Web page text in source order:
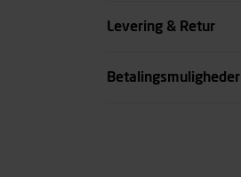
Levering & Retur
Betalingsmuligheder